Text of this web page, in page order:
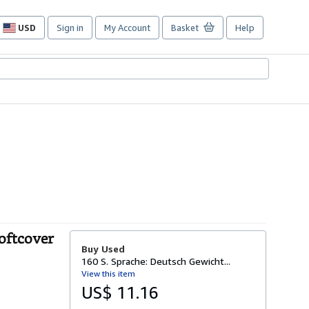
USD
Site
preferences
Sign in My Account Basket Help
Buy Used
160 S. Sprache: Deutsch Gewicht...
View this item
US$ 11.16